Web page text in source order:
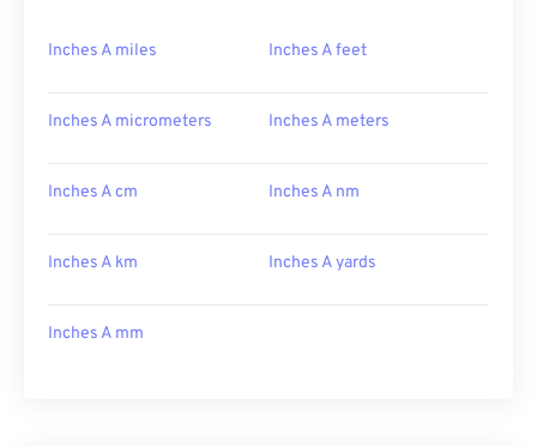
Inches A miles Inches A feet
Inches A micrometers Inches A meters
Inches A cm Inches A nm
Inches A km Inches A yards
Inches A mm